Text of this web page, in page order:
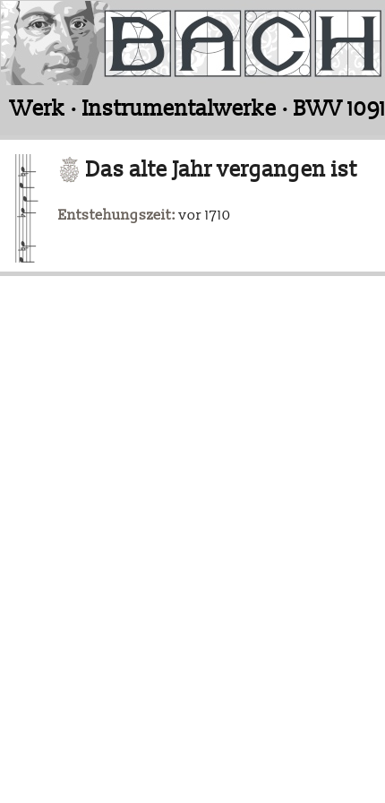
Werk · Instrumentalwerke · BWV 1091
Das alte Jahr vergangen ist
Entstehungszeit: vor 1710